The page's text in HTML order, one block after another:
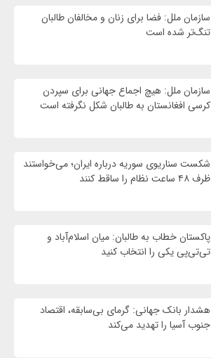
سازمان ملل: فضا برای زنان و مخالفان طالبان
تنگ‌تر شده است
سازمان ملل: هیچ اجماع جهانی برای سپردن
کرسی افغانستان به طالبان شکل نگرفته است
شکست سناریوی سوریه درباره ایران؛ می‌خواستند
ظرف ۴۸ ساعت نظام را ساقط کنند
پاکستان خطاب به طالبان: میان اسلام‌آباد و
تی‌تی‌پی یکی را انتخاب کنید
هشدار بانک جهانی: گرمای بی‌سابقه، اقتصاد
جنوب آسیا را تهدید می‌کند